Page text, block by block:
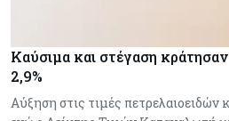
Καύσιμα και στέγαση
2,9%
Αύξηση στις τιμές πετρελαιοειδών